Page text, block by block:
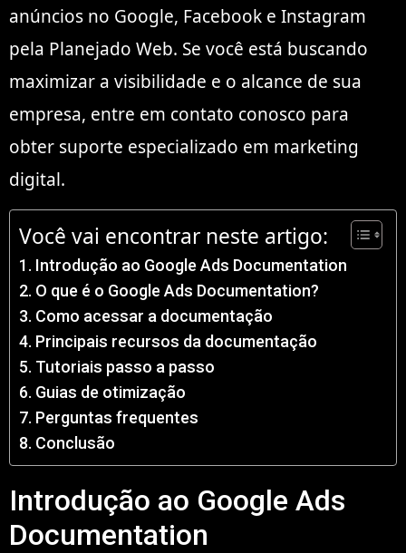
anúncios no Google, Facebook e Instagram
pela Planejado Web. Se você está buscando
maximizar a visibilidade e o alcance de sua
empresa, entre em contato conosco para
obter suporte especializado em marketing
digital.
Você vai encontrar neste artigo:
Introdução ao Google Ads Documentation
O que é o Google Ads Documentation?
Como acessar a documentação
Principais recursos da documentação
Tutoriais passo a passo
Guias de otimização
Perguntas frequentes
Conclusão
Introdução ao Google Ads
Documentation